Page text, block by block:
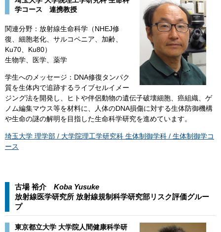
学コース 連携教授
関連分野：放射線生命科学（NHEJ修
復、細胞老化、サルコペニア、加齢、
Ku70、Ku80）
生物学、医学、薬学​
学生へのメッセージ：DNA修復タンパク
質を生体内で追跡するライブセルイメー
ジング法を開発し、ヒトや伴侶動物の遺伝子破壊細胞、癌組織、ゲ
ノム編集マウス等を材料に、人体のDNA損傷に対する生体防御機構
や生命の謎の解明を目指した生命科学研究を進めています。
埼玉大学 理学部 / 大学院理工学研究科 生体制御学科 / 生体制御学コ
ース
古場 裕介 Koba Yusuke
放射線医学研究所 放射線規制科学研究部リスク評価グルー
プ​
東京都立大学 大学院人間健康科学研